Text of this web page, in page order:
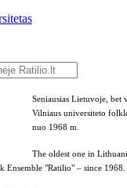
Seniausias Lietuvoje, bet
Vilniaus universiteto
nuo 1968 m.
The oldest one in
Ensemble "Ratilio" – since 1968.